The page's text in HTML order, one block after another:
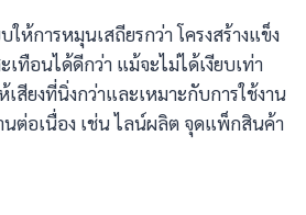
การหมุนเสถียรกว่า โครงสร้างแข็ง
ทือนได้ดีกว่า แม้จะไม่ได้เงียบเท่า
สียงที่นิ่งกว่าและเหมาะกับการใช้งาน
ต่อเนื่อง เช่น ไลน์ผลิต จุดแพ็กสินค้า